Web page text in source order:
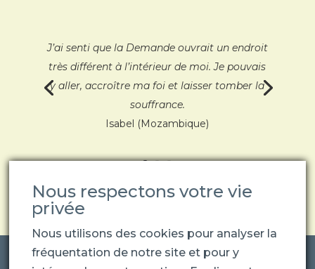
J’ai senti que la Demande ouvrait un endroit
très différent à l’intérieur de moi. Je pouvais
y aller, accroître ma foi et laisser tomber la
souffrance.
Isabel (Mozambique)
Nous respectons votre vie
privée
Nous utilisons des cookies pour analyser la
fréquentation de notre site et pour y